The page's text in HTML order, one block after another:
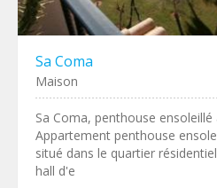
Sa Coma
Maison
Sa Coma, penthouse ensoleillé
Appartement penthouse
situé dans le quartier
hall d'e